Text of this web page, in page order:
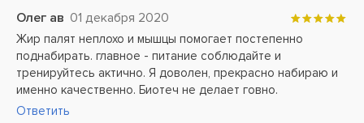
Олег ав 01 декабря 2020
Жир палят неплохо и мышцы помогает постепенно
поднабирать. главное - питание соблюдайте и
тренируйтесь актично. Я доволен, прекрасно набираю и
именно качественно. Биотеч не делает говно.
Ответить